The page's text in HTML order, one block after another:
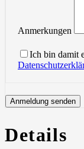
Anmerkungen
Ich bin damit
Details